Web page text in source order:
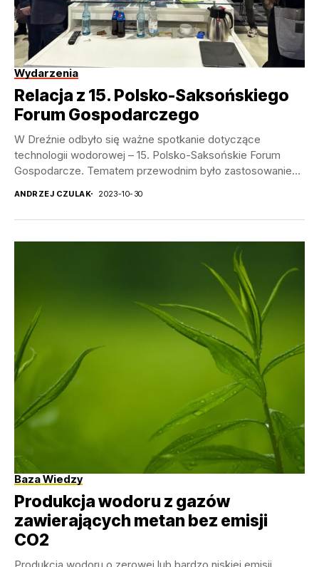
Wydarzenia
Relacja z 15. Polsko-Saksońskiego
Forum Gospodarczego
W Dreźnie odbyło się ważne spotkanie dotyczące
technologii wodorowej – 15. Polsko-Saksońskie Forum
Gospodarcze. Tematem przewodnim było zastosowanie
ANDRZEJ CZULAK 2023-10-30
Baza Wiedzy
Produkcja wodoru z gazów
zawierających metan bez emisji
CO2